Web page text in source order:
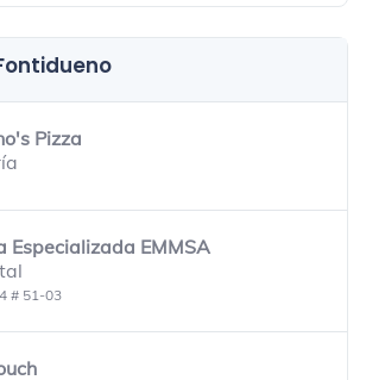
Pizza
Especializada EMMSA
# 51-03